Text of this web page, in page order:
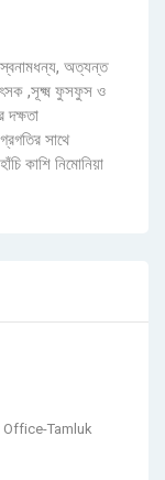
অত্যন্ত
,সূক্ষ্ম ফুসফুস ও
দক্ষতা
সাথে
কাশি নিমোনিয়া
Office-Tamluk